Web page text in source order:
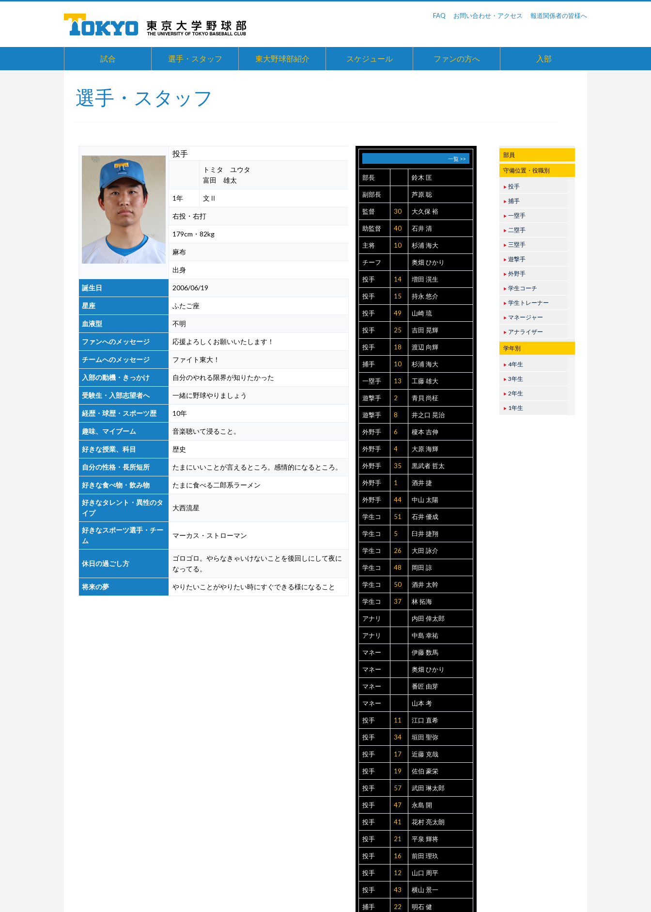
FAQ お問い合わせ・アクセス 報道関係者の皆様へ
試合 選手・スタッフ 東大野球部紹介 スケジュール ファンの方へ 入部
選手・スタッフ
投手
トミタ ユウタ
富田 雄太
1年 文Ⅱ
右投・右打
179cm・82kg
麻布
出身
誕生日 2006/06/19
星座 ふたご座
血液型 不明
ファンへのメッセージ 応援よろしくお願いいたします！
チームへのメッセージ ファイト東大！
入部の動機・きっかけ 自分のやれる限界が知りたかった
受験生・入部志望者へ 一緒に野球やりましょう
経歴・球歴・スポーツ歴 10年
趣味、マイブーム 音楽聴いて浸ること。
好きな授業、科目 歴史
自分の性格・長所短所 たまにいいことが言えるところ。感情的になるところ。
好きな食べ物・飲み物 たまに食べる二郎系ラーメン
好きなタレント・異性のタ
イプ
大西流星
好きなスポーツ選手・チー
ム
マーカス・ストローマン
休日の過ごし方
ゴロゴロ。やらなきゃいけないことを後回しにして夜に
なってる。
将来の夢 やりたいことがやりたい時にすぐできる様になること
一覧 >>
部長 鈴木 匡
副部長 芦原 聡
監督 30 大久保 裕
助監督 40 石井 清
主将 10 杉浦 海大
チーフ 奥畑 ひかり
投手 14 増田 滉生
投手 15 持永 悠介
投手 49 山崎 琉
投手 25 吉田 晃輝
投手 18 渡辺 向輝
捕手 10 杉浦 海大
一塁手 13 工藤 雄大
遊撃手 2 青貝 尚柾
遊撃手 8 井之口 晃治
外野手 6 榎本 吉伸
外野手 4 大原 海輝
外野手 35 黒武者 哲太
外野手 1 酒井 捷
外野手 44 中山 太陽
学生コ 51 石井 優成
学生コ 5 臼井 捷翔
学生コ 26 大田 詠介
学生コ 48 岡田 諒
学生コ 50 酒井 太幹
学生コ 37 林 拓海
アナリ 内田 倖太郎
アナリ 中島 幸祐
マネー 伊藤 数馬
マネー 奥畑 ひかり
マネー 番匠 由芽
マネー 山本 考
投手 11 江口 直希
投手 34 垣田 聖弥
投手 17 近藤 克哉
投手 19 佐伯 豪栄
投手 57 武田 琳太郎
投手 47 永島 開
投手 41 花村 亮太朗
投手 21 平泉 輝将
投手 16 前田 理玖
投手 12 山口 周平
投手 43 横山 景一
捕手 22 明石 健
部員
守備位置・役職別
▶ 投手
▶ 捕手
▶ 一塁手
▶ 二塁手
▶ 三塁手
▶ 遊撃手
▶ 外野手
▶ 学生コーチ
▶ 学生トレーナー
▶ マネージャー
▶ アナライザー
学年別
▶ 4年生
▶ 3年生
▶ 2年生
▶ 1年生